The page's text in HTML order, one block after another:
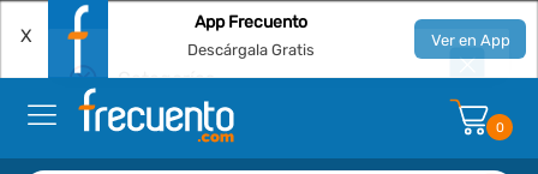
X
App Frecuento
Descárgala Gratis Ver en App
0